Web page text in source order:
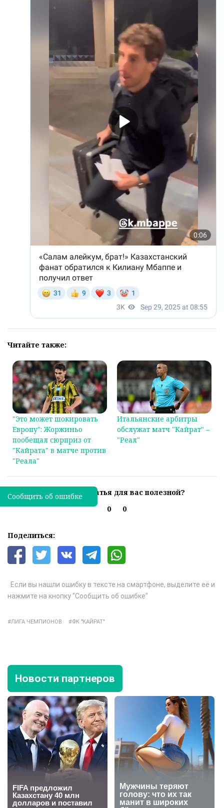
Читайте также:
"Это может шокировать
Европу": Жоржиньо
пообещал сюрприз от
"Кайрата" в матче против
"Реала"
Итальянские арбитры
обслужат матч "Кайрат" –
"Реал"
Была ли эта статья для вас полезной?
0
0
Поделиться:
Если вы нашли ошибку в тексте на смартфоне, выделите её и
нажмите на кнопку "Сообщить об ошибке"
ЛИГА ЧЕМПИОНОВ ФК "КАЙРАТ"
Сообщить об ошибке
Новости партнеров